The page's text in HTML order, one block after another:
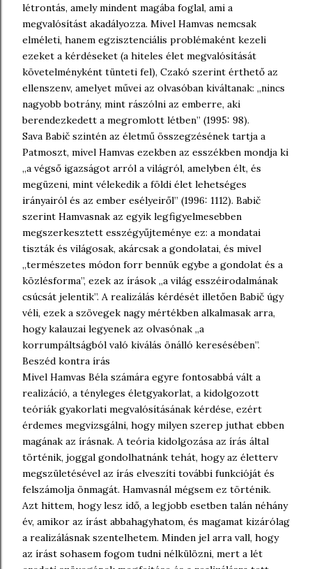
létrontás, amely mindent magába foglal, ami a
megvalósítást akadályozza. Mivel Hamvas nemcsak
elméleti, hanem egzisztenciális problémaként kezeli
ezeket a kérdéseket (a hiteles élet megvalósítását
követelményként tünteti fel), Czakó szerint érthető az
ellenszenv, amelyet művei az olvasóban kiváltanak: „nincs
nagyobb botrány, mint rászólni az emberre, aki
berendezkedett a megromlott létben” (1995: 98).
Sava Babič szintén az életmű összegzésének tartja a
Patmoszt, mivel Hamvas ezekben az esszékben mondja ki
„a végső igazságot arról a világról, amelyben élt, és
megüzeni, mint vélekedik a földi élet lehetséges
irányairól és az ember esélyeiről” (1996: 1112). Babič
szerint Hamvasnak az egyik legfigyelmesebben
megszerkesztett esszégyűjteménye ez: a mondatai
tiszták és világosak, akárcsak a gondolatai, és mivel
„természetes módon forr bennük egybe a gondolat és a
közlésforma”, ezek az írások „a világ esszéirodalmának
csúcsát jelentik”. A realizálás kérdését illetően Babič úgy
véli, ezek a szövegek nagy mértékben alkalmasak arra,
hogy kalauzai legyenek az olvasónak „a
korrumpáltságból való kiválás önálló keresésében”.
Beszéd kontra írás
Mivel Hamvas Béla számára egyre fontosabbá vált a
realizáció, a tényleges életgyakorlat, a kidolgozott
teóriák gyakorlati megvalósításának kérdése, ezért
érdemes megvizsgálni, hogy milyen szerep juthat ebben
magának az írásnak. A teória kidolgozása az írás által
történik, joggal gondolhatnánk tehát, hogy az életterv
megszületésével az írás elveszíti további funkcióját és
felszámolja önmagát. Hamvasnál mégsem ez történik.
Azt hittem, hogy lesz idő, a legjobb esetben talán néhány
év, amikor az írást abbahagyhatom, és magamat kizárólag
a realizálásnak szentelhetem. Minden jel arra vall, hogy
az írást sohasem fogom tudni nélkülözni, mert a lét